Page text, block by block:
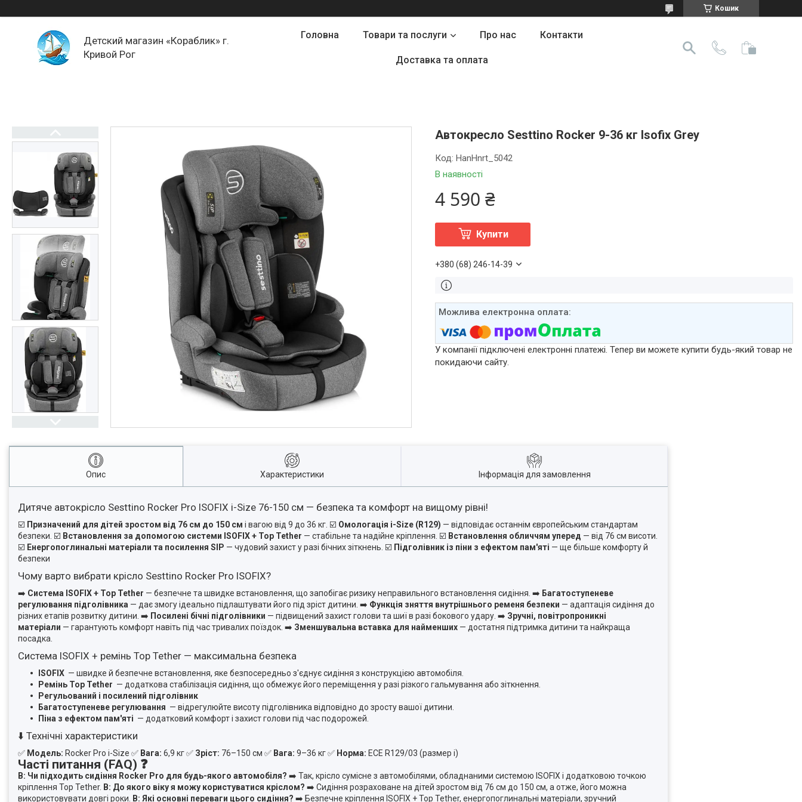
Кошик
Детский магазин «Кораблик» г.
Кривой Рог
Головна Товари та послуги Про нас Контакти
Доставка та оплата
Автокресло Sesttino Rocker 9-36 кг Isofix Grey
В наявності
Код:HanHnrt_5042
4 590 ₴
Купити
+380 (68) 246-14-39
У компанії підключені електронні платежі. Тепер ви можете купити будь-який товар не
покидаючи сайту.
Опис Характеристики Інформація для замовлення
Дитяче автокрісло Sesttino Rocker Pro ISOFIX i-Size 76-150 см — безпека та комфорт на вищому рівні!
☑️ Призначений для дітей зростом від 76 см до 150 см і вагою від 9 до 36 кг. ☑️ Омологація i-Size (R129) — відповідає останнім європейським стандартам
безпеки. ☑️ Встановлення за допомогою системи ISOFIX + Top Tether — стабільне та надійне кріплення. ☑️ Встановлення обличчям уперед — від 76 см висоти.
☑️ Енергопоглинальні матеріали та посилення SIP — чудовий захист у разі бічних зіткнень. ☑️ Підголівник із піни з ефектом пам'яті — ще більше комфорту й
безпеки
Чому варто вибрати крісло Sesttino Rocker Pro ISOFIX?
➡️ Система ISOFIX + Top Tether — безпечне та швидке встановлення, що запобігає ризику неправильного встановлення сидіння. ➡️ Багатоступеневе
регулювання підголівника — дає змогу ідеально підлаштувати його під зріст дитини. ➡️ Функція зняття внутрішнього ременя безпеки — адаптація сидіння до
різних етапів розвитку дитини. ➡️ Посилені бічні підголівники — підвищений захист голови та шиї в разі бокового удару. ➡️ Зручні, повітропроникні
матеріали — гарантують комфорт навіть під час тривалих поїздок. ➡️ Зменшувальна вставка для найменших — достатня підтримка дитини та найкраща
посадка.
Система ISOFIX + ремінь Top Tether — максимальна безпека
ISOFIX — швидке й безпечне встановлення, яке безпосередньо з'єднує сидіння з конструкцією автомобіля.
Ремінь Top Tether — додаткова стабілізація сидіння, що обмежує його переміщення у разі різкого гальмування або зіткнення.
Регульований і посилений підголівник
Багатоступеневе регулювання — відрегулюйте висоту підголівника відповідно до зросту вашої дитини.
Піна з ефектом пам'яті — додатковий комфорт і захист голови під час подорожей.
⬇️ Технічні характеристики
✅ Модель: Rocker Pro i-Size ✅ Вага: 6,9 кг✅ Зріст: 76–150 см ✅ Вага: 9–36 кг✅ Норма: ECE R129/03 (размер i)
Часті питання (FAQ) ❓
В: Чи підходить сидіння Rocker Pro для будь-якого автомобіля? ➡️ Так, крісло сумісне з автомобілями, обладнаними системою ISOFIX і додатковою точкою
кріплення Top Tether. В: До якого віку я можу користуватися кріслом? ➡️ Сидіння розраховане на дітей зростом від 76 см до 150 см, а отже, його можна
використовувати довгі роки.
В: Які основні переваги цього сидіння? ➡️ Безпечне кріплення ISOFIX + Top Tether, енергопоглинальні матеріали, зручний